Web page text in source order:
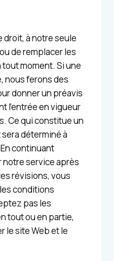
droit, à notre seule
de remplacer les
moment. Si une
nous ferons des
donner un préavis
l’entrée en vigueur
Ce qui constitue un
déterminé à
continuant
notre service après
révisions, vous
conditions
pas les
tout ou en partie,
le site Web et le